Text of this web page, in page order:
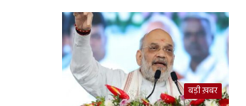
बड़ी ख़बर